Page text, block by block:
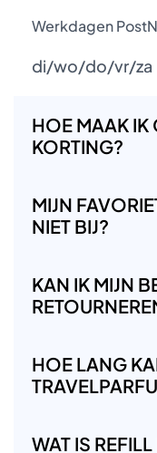
Werkdagen
di/wo/do/vr/za
HOE MAAK IK
KORTING?
MIJN
NIET BIJ?
KAN IK MIJN
HOE LANG
WAT IS